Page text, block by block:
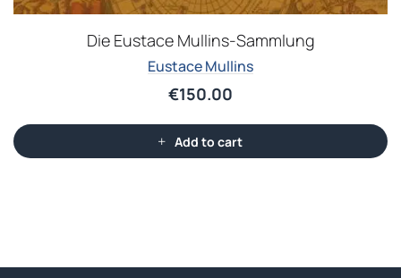
Die Eustace Mullins-Sammlung
Eustace Mullins
€150.00
Add to cart